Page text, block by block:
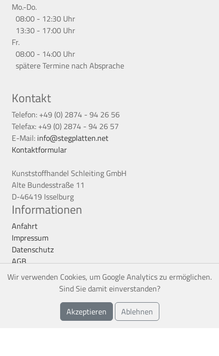
Mo.-Do.
08:00 - 12:30 Uhr
13:30 - 17:00 Uhr
Fr.
08:00 - 14:00 Uhr
spätere Termine nach Absprache
Kontakt
Telefon: +49 (0) 2874 - 94 26 56
Telefax: +49 (0) 2874 - 94 26 57
E-Mail: info@stegplatten.net
Kontaktformular
Kunststoffhandel Schleiting GmbH
Alte Bundesstraße 11
D-46419 Isselburg
Informationen
Anfahrt
Impressum
Datenschutz
AGB
Vertrag kündigen
Montageservice
Wir verwenden Cookies, um Google Analytics zu ermöglichen.
Sind Sie damit einverstanden?
Akzeptieren
Ablehnen